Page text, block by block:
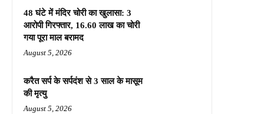
48 घंटे में मंदिर चोरी का खुलासा: 3
आरोपी गिरफ्तार, 16.60 लाख का चोरी
गया पूरा माल बरामद
August 5, 2026
करैत सर्प के सर्पदंश से 3 साल के मासूम
की मृत्यु
August 5, 2026